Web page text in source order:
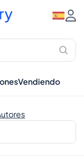
Vendiendo